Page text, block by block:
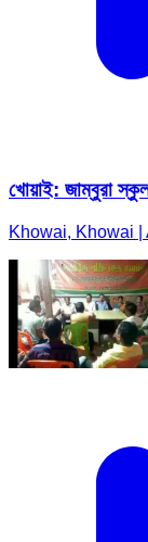
খোয়াই: জাম্বুরা স্কুল
Khowai, Khowai |